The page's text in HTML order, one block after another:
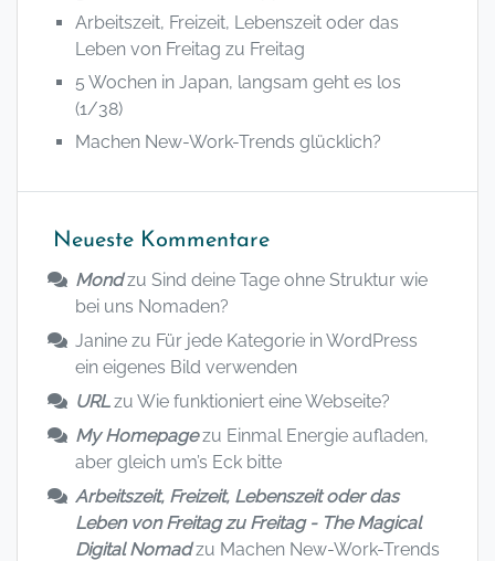
Arbeitszeit, Freizeit, Lebenszeit oder das
Leben von Freitag zu Freitag
5 Wochen in Japan, langsam geht es los
(1/38)
Machen New-Work-Trends glücklich?
Neueste Kommentare
Mondzu Sind deine Tage ohne Struktur wie
bei uns Nomaden?
Janine zu Für jede Kategorie in WordPress
ein eigenes Bild verwenden
URLzu Wie funktioniert eine Webseite?
My Homepagezu Einmal Energie aufladen,
aber gleich um’s Eck bitte
Arbeitszeit, Freizeit, Lebenszeit oder das
Leben von Freitag zu Freitag - The Magical
Digital Nomadzu Machen New-Work-Trends